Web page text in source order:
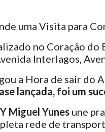
uma Visita para
no Coração do
Interlagos,
a Hora de sair do
lançada, foi um
Miguel Yunes une
rede de